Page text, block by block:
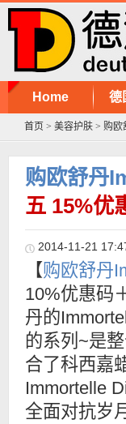
Home 德
首页 > 美容护肤 > 购欧
购欧舒丹
五 15%优
2014-11-21
【购欧舒丹
10%优惠码
丹的
的系列~是
合了科西嘉
Immortelle
全面对抗岁